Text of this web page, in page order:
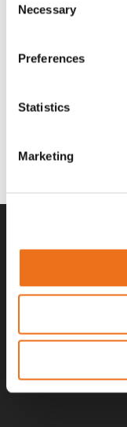
Selection
Necessary
Preferences
Statistics
Marketing
Rotor teeth 8t/6k
Alla priser på tillbehör
gäller inte vid köp av